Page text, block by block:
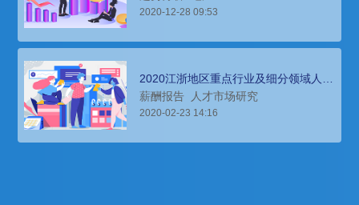
2020-12-28 09:53
2020江浙地区重点行业及细分领域人才
薪酬报告
薪酬报告 人才市场研究
2020-02-23 14:16